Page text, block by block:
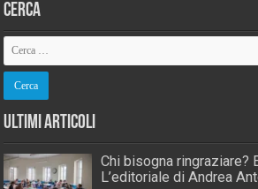
Cerca
Ultimi Articoli
Chi bisogna ringraziare?
L’editoriale di Andrea